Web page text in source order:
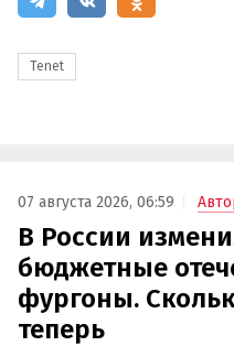
Tenet
07 августа 2026, 06:59
В России
бюджетные
фургоны.
теперь